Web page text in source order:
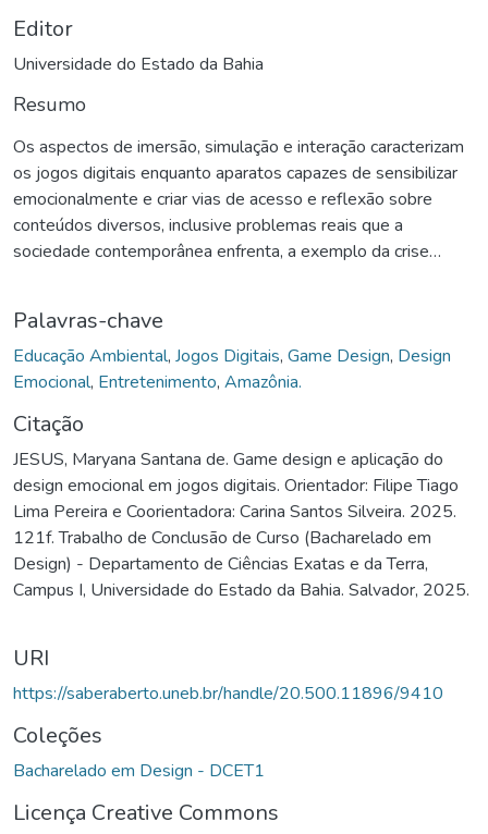
Editor
Universidade do Estado da Bahia
Resumo
Os aspectos de imersão, simulação e interação caracterizam
os jogos digitais enquanto aparatos capazes de sensibilizar
emocionalmente e criar vias de acesso e reflexão sobre
conteúdos diversos, inclusive problemas reais que a
sociedade contemporânea enfrenta, a exemplo da crise
presente trabalho consiste no estudo do design emocional
enquanto estratégia para o desenvolvimento conceitual do
Atairu, um j ogo digital com fins de entretenimento e
teórico, uma relação entre o design emocional, o game
design e educação ambiental, bem como no campo prático,
com o desenvolvimento do conceito do projeto do jogo
digital acima citado.
Palavras-chave
Educação Ambiental, Jogos Digitais, Game Design, Design
Emocional, Entretenimento, Amazônia.
Citação
JESUS, Maryana Santana de. Game design e aplicação do
design emocional em jogos digitais. Orientador: Filipe Tiago
Lima Pereira e Coorientadora: Carina Santos Silveira. 2025.
121f. Trabalho de Conclusão de Curso (Bacharelado em
Design) - Departamento de Ciências Exatas e da Terra,
Campus I, Universidade do Estado da Bahia. Salvador, 2025.
URI
https://saberaberto.uneb.br/handle/20.500.11896/9410
Coleções
Bacharelado em Design - DCET1
Licença Creative Commons